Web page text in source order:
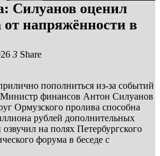
Силуанов оценил
напряжённости в
3 Share
пополниться из-за событий
Министр финансов Антон Силуанов
Ормузского пролива способна
рублей дополнительных
на полях Петербургского
форума в беседе с